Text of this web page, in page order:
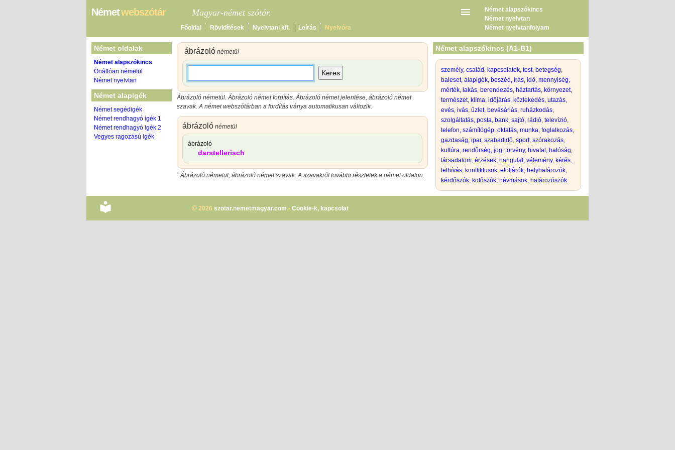
Németwebszótár Magyar-német szótár.
Német alapszókincs
Német nyelvtan
Német nyelvtanfolyam
Főoldal Rövidítések Nyelvtani kif. Leírás Nyelvóra
ábrázoló németül
Keres
Ábrázoló németül. Ábrázoló német fordítás. Ábrázoló német jelentése, ábrázoló német
szavak. A német webszótárban a fordítás iránya automatikusan változik.
ábrázoló németül
ábrázoló
darstellerisch
*Ábrázoló németül, ábrázoló német szavak. A szavakról további részletek a német oldalon.
Német oldalak
Német alapszókincs
Önállóan németül
Német nyelvtan
Német alapigék
Német segédigék
Német rendhagyó igék 1
Német rendhagyó igék 2
Vegyes ragozású igék
Német alapszókincs (A1-B1)
személy, család , kapcsolatok, test, betegség,
baleset, alapigék, beszéd, írás, idő, mennyiség,
mérték, lakás, berendezés, háztartás, környezet,
természet, klíma, időjárás, közlekedés, utazás,
evés, ivás, üzlet, bevásárlás, ruházkodás,
szolgáltatás, posta, bank, sajtó, rádió, televízió,
telefon, számítógép, oktatás, munka, foglalkozás,
gazdaság, ipar, szabadidő, sport, szórakozás,
kultúra, rendőrség, jog, törvény, hivatal, hatóság,
társadalom, érzések, hangulat, vélemény, kérés,
felhívás, konfliktusok, elöljárók, helyhatározók,
kérdőszók, kötőszók, névmások, határozószók
© 2026 szotar.nemetmagyar.com • Cookie-k, kapcsolat